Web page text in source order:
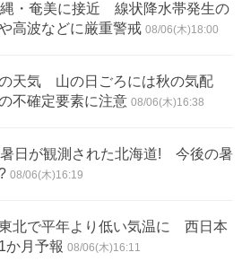
・奄美に接近 線状降水帯発生の
高波などに厳重警戒 08/06(木)18:00
天気 山の日ごろには秋の気配
不確定要素に注意 08/06(木)16:38
日が観測された北海道! 今後の暑
08/06(木)16:19
北で平年より低い気温に 西日本
月予報 08/06(木)16:11